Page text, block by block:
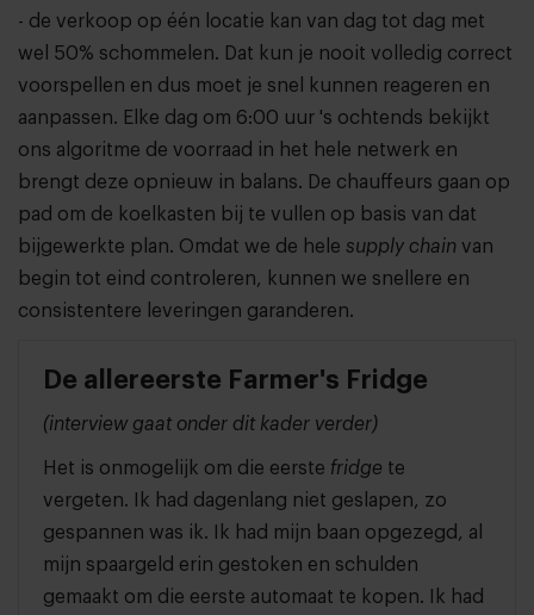
- de verkoop op één locatie kan van dag tot dag met
wel 50% schommelen. Dat kun je nooit volledig correct
voorspellen en dus moet je snel kunnen reageren en
aanpassen. Elke dag om 6:00 uur 's ochtends bekijkt
ons algoritme de voorraad in het hele netwerk en
brengt deze opnieuw in balans. De chauffeurs gaan op
pad om de koelkasten bij te vullen op basis van dat
bijgewerkte plan. Omdat we de hele supply chain van
begin tot eind controleren, kunnen we snellere en
consistentere leveringen garanderen.
De allereerste Farmer's Fridge
(interview gaat onder dit kader verder)
Het is onmogelijk om die eerste fridge te
vergeten. Ik had dagenlang niet geslapen, zo
gespannen was ik. Ik had mijn baan opgezegd, al
mijn spaargeld erin gestoken en schulden
gemaakt om die eerste automaat te kopen. Ik had